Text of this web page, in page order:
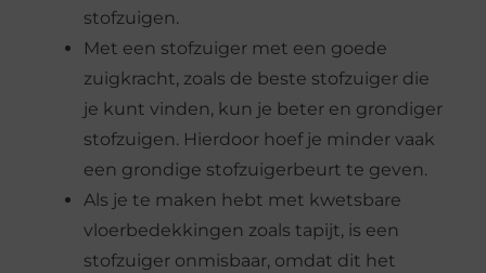
stofzuigen.
Met een stofzuiger met een goede
zuigkracht, zoals de beste stofzuiger die
je kunt vinden, kun je beter en grondiger
stofzuigen. Hierdoor hoef je minder vaak
een grondige stofzuigerbeurt te geven.
Als je te maken hebt met kwetsbare
vloerbedekkingen zoals tapijt, is een
stofzuiger onmisbaar, omdat dit het